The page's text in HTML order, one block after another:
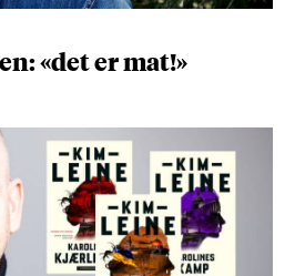
«det er mat!»